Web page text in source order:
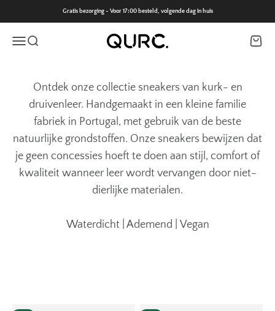
Gratis bezorging - Voor 17:00 besteld, volgende dag in huis
Navigatiemenu openen
Zoeken openen QURC.
Ontdek onze collectie sneakers van kurk- en
druivenleer. Handgemaakt in een kleine familie
fabriek in Portugal, met gebruik van de beste
natuurlijke grondstoffen. Onze sneakers bewijzen dat
je geen concessies hoeft te doen aan stijl, comfort of
kwaliteit wanneer leer wordt vervangen door niet-
dierlijke materialen.
Waterdicht | Ademend | Vegan